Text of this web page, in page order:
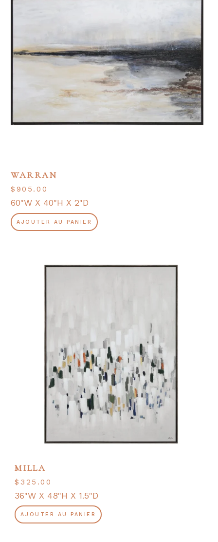
WARRAN
$ 905.00
60"W X 40"H X 2"D
AJOUTER AU PANIER
MILLA
$325.00
36"W X 48"H X 1.5"D
AJOUTER AU PANIER